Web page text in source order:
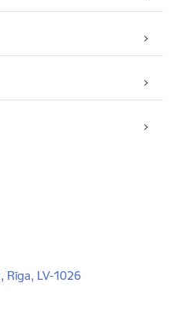
Rīga, LV-1026